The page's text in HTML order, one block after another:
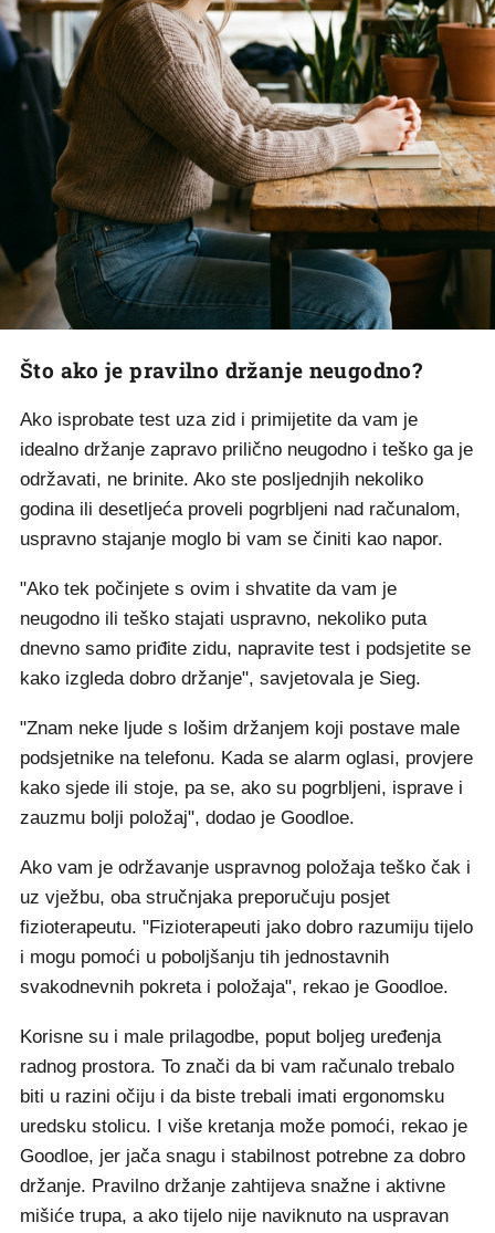
Što ako je pravilno držanje neugodno?
Ako isprobate test uza zid i primijetite da vam je
idealno držanje zapravo prilično neugodno i teško ga je
održavati, ne brinite. Ako ste posljednjih nekoliko
godina ili desetljeća proveli pogrbljeni nad računalom,
uspravno stajanje moglo bi vam se činiti kao napor.
"Ako tek počinjete s ovim i shvatite da vam je
neugodno ili teško stajati uspravno, nekoliko puta
dnevno samo priđite zidu, napravite test i podsjetite se
kako izgleda dobro držanje", savjetovala je Sieg.
"Znam neke ljude s lošim držanjem koji postave male
podsjetnike na telefonu. Kada se alarm oglasi, provjere
kako sjede ili stoje, pa se, ako su pogrbljeni, isprave i
zauzmu bolji položaj", dodao je Goodloe.
Ako vam je održavanje uspravnog položaja teško čak i
uz vježbu, oba stručnjaka preporučuju posjet
fizioterapeutu. "Fizioterapeuti jako dobro razumiju tijelo
i mogu pomoći u poboljšanju tih jednostavnih
svakodnevnih pokreta i položaja", rekao je Goodloe.
Korisne su i male prilagodbe, poput boljeg uređenja
radnog prostora. To znači da bi vam računalo trebalo
biti u razini očiju i da biste trebali imati ergonomsku
uredsku stolicu. I više kretanja može pomoći, rekao je
Goodloe, jer jača snagu i stabilnost potrebne za dobro
držanje. Pravilno držanje zahtijeva snažne i aktivne
mišiće trupa, a ako tijelo nije naviknuto na uspravan